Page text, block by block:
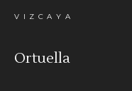
VIZCAYA
Ortuella